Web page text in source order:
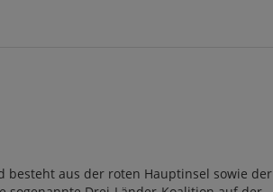
aus der roten Hauptinsel sowie der